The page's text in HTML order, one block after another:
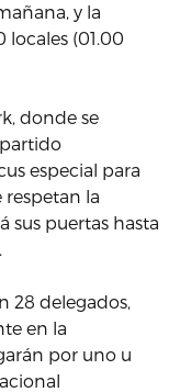
y la
locales (01.00
donde se
partido
especial para
respetan la
sus puertas hasta
28 delegados,
en la
por uno u